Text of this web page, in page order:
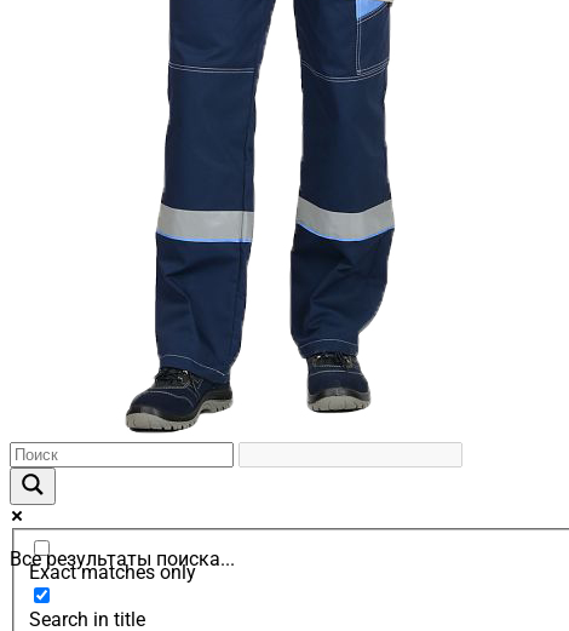
Все результаты поиска...
Exact matches only
Search in title